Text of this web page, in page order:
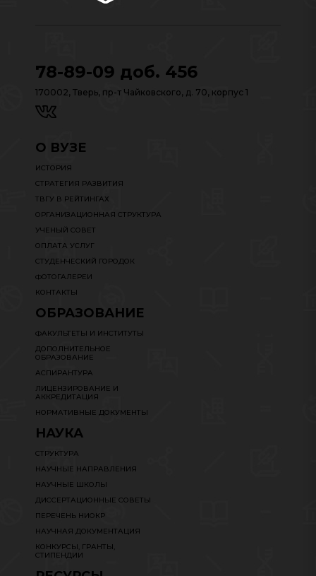
78-89-09 доб. 456
170002, Тверь, пр-т Чайковского, д. 70, корпус 1
О ВУЗЕ
ИСТОРИЯ
СТРАТЕГИЯ РАЗВИТИЯ
ТВГУ В РЕЙТИНГАХ
ОРГАНИЗАЦИОННАЯ СТРУКТУРА
УЧЕНЫЙ СОВЕТ
ОПЛАТА УСЛУГ
СТУДЕНЧЕСКИЙ ГОРОДОК
ФОТОГАЛЕРЕИ
КОНТАКТЫ
ОБРАЗОВАНИЕ
ФАКУЛЬТЕТЫ И ИНСТИТУТЫ
ДОПОЛНИТЕЛЬНОЕ
ОБРАЗОВАНИЕ
АСПИРАНТУРА
ЛИЦЕНЗИРОВАНИЕ И
АККРЕДИТАЦИЯ
НОРМАТИВНЫЕ ДОКУМЕНТЫ
НАУКА
СТРУКТУРА
НАУЧНЫЕ НАПРАВЛЕНИЯ
НАУЧНЫЕ ШКОЛЫ
ДИССЕРТАЦИОННЫЕ СОВЕТЫ
ПЕРЕЧЕНЬ НИОКР
НАУЧНАЯ ДОКУМЕНТАЦИЯ
КОНКУРСЫ, ГРАНТЫ,
СТИПЕНДИИ